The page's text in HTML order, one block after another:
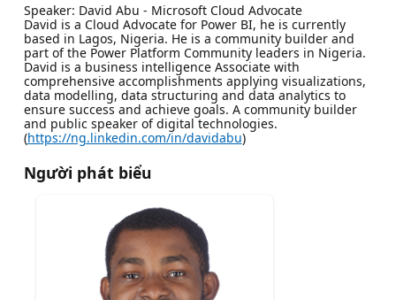
Speaker: David Abu - Microsoft Cloud Advocate
David is a Cloud Advocate for Power BI, he is currently
based in Lagos, Nigeria. He is a community builder and
part of the Power Platform Community leaders in Nigeria.
David is a business intelligence Associate with
comprehensive accomplishments applying visualizations,
data modelling, data structuring and data analytics to
ensure success and achieve goals. A community builder
and public speaker of digital technologies.
(https://ng.linkedin.com/in/davidabu)
Người phát biểu